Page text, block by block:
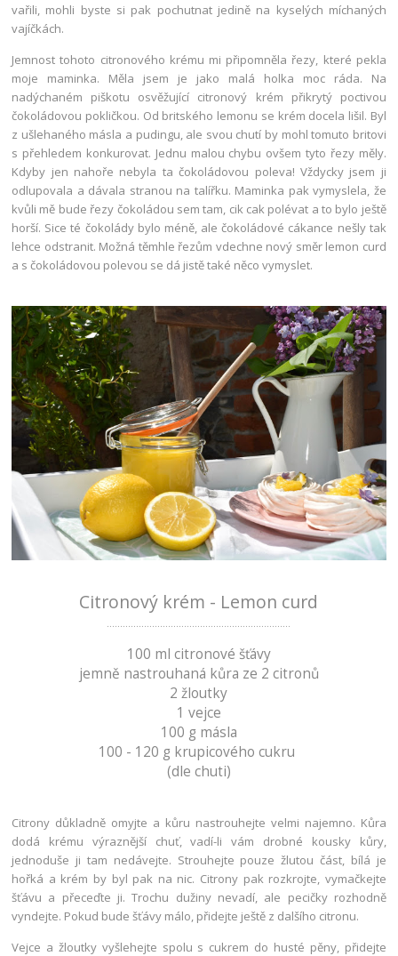
vařili, mohli byste si pak pochutnat jedině na kyselých míchaných
vajíčkách.
Jemnost tohoto citronového krému mi připomněla řezy, které pekla
moje maminka. Měla jsem je jako malá holka moc ráda. Na
nadýchaném piškotu osvěžující citronový krém přikrytý poctivou
čokoládovou pokličkou. Od britského lemonu se krém docela lišil. Byl
z ušlehaného másla a pudingu, ale svou chutí by mohl tomuto britovi
s přehledem konkurovat. Jednu malou chybu ovšem tyto řezy měly.
Kdyby jen nahoře nebyla ta čokoládovou poleva! Vždycky jsem ji
odlupovala a dávala stranou na talířku. Maminka pak vymyslela, že
kvůli mě bude řezy čokoládou sem tam, cik cak polévat a to bylo ještě
horší. Sice té čokolády bylo méně, ale čokoládové cákance nešly tak
lehce odstranit. Možná těmhle řezům vdechne nový směr lemon curd
a s čokoládovou polevou se dá jistě také něco vymyslet.
Citronový krém - Lemon curd
100 ml citronové šťávy
jemně nastrouhaná kůra ze 2 citronů
2 žloutky
1 vejce
100 g másla
100 - 120 g krupicového cukru
(dle chuti)
Citrony důkladně omyjte a kůru nastrouhejte velmi najemno. Kůra
dodá krému výraznější chuť, vadí-li vám drobné kousky kůry,
jednoduše ji tam nedávejte. Strouhejte pouze žlutou část, bílá je
hořká a krém by byl pak na nic. Citrony pak rozkrojte, vymačkejte
šťávu a přeceďte ji. Trochu dužiny nevadí, ale pecičky rozhodně
vyndejte. Pokud bude šťávy málo, přidejte ještě z dalšího citronu.
Vejce a žloutky vyšlehejte spolu s cukrem do husté pěny, přidejte